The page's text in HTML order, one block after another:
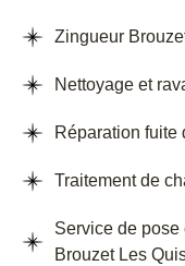
Zingueur
Nettoyage et
Réparation fuite
Traitement de
Service de pose
Brouzet Les